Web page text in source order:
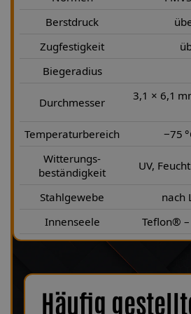
Berstdruck
Zugfestigkeit
Biegeradius
Durchmesser
3,1 × 6,1
Temperaturbereich
−75
Witterungs-
beständigkeit
UV,
Stahlgewebe
nach
Innenseele
Teflon®
Häufig